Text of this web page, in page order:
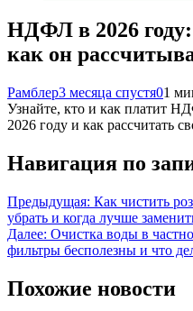
НДФЛ в 2026 году:
как он
Рамблер3 месяца спустя01
Узнайте, кто и как платит
2026 году и как рассчитать
Навигация по
Предыдущая: Как чистить
убрать и когда лучше
Далее: Очистка воды в
фильтры бесполезны и что
Похожие новости